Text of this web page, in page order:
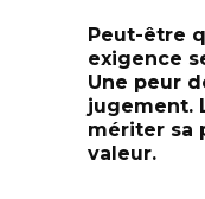
Peut-être
exigence
Une peur
jugement.
mériter sa
valeur.